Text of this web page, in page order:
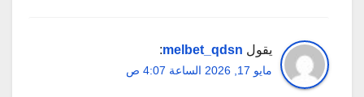
يقول melbet_qdsn
:
مايو 17, 2026 الساعة 4:07 ص